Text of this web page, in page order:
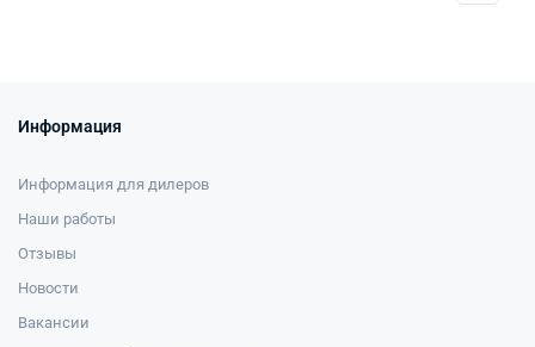
Информация
Информация для дилеров
Наши работы
Отзывы
Новости
Вакансии